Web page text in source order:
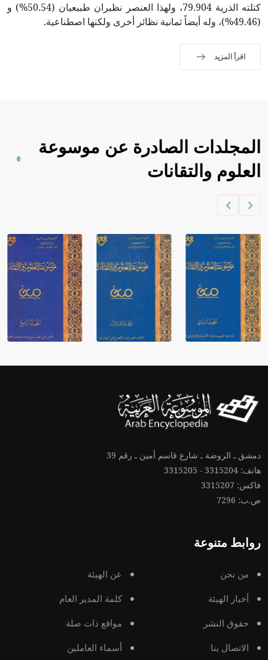
كتلته الذرية 79.904، ولهذا العنصر نظيران طبيعيان (50.54%) و
(49.46%)، وله أيضاً ثمانية نظائر أخرى ولكنها اصطناعية.
اقرأ المزيد
المجلدات الصادرة عن موسوعة
العلوم والتقانات
دمشق ـ الروضة ـ شارع قاسم أمين ـ رقم 39
هاتف: 3315204 - 3315205
فاكس: 3315207
ص.ب: 7296
روابط متنوعة
من نحن عن الهيئة
أخبار الهيئة كلمة المدير العام
حقوق النشر مواقع ذات صلة
الاتصال بنا أسماء العاملين